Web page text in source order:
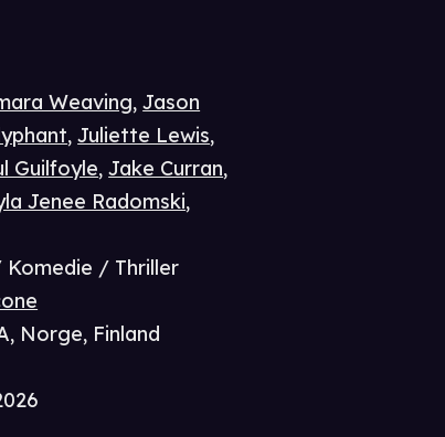
Weaving,Jason
,Juliette Lewis,
Guilfoyle,Jake Curran,
Jenee Radomski,
/ Thriller
Norge, Finland